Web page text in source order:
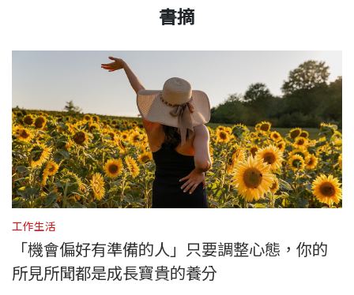
結 語 覓食的大腦──分心、受干擾，本來就是常
附 錄 學生、家長、教師須知──關於學習的十一
個問題
誌謝
資料來源
孩，一個會自己做閃卡的小孩，埋頭苦幹、斤斤計較
分數，是一隻勤快的小蜜蜂。
我就是那種小孩。事隔近四十年，現在我依然可以清
楚看見他，拱著身子，在廉價的桌燈下，瞇著眼睛拚
命K書。
我可以看見他，一大早，五點鐘就起床讀書；升上高
二，他的肚子裡總是有一把小火在悶燒，只因他沒辦
法充分掌握。掌握什麼呢？一元二次方程式？「路易
凱瑞於1960年出生在舊金山，科羅拉多大學數學系畢
誌編輯、洛杉磯地區的自由新聞記者、《洛杉磯時
報》醫藥健康記者，2002年以〈每天喝八大杯水的健
康效應〉的深度報導，獲得密蘇里大學生活風格獎。
2004年轉到《紐約時報》擔任科學記者，定居紐約。
凱瑞在2010年的一篇關於學習習慣的電子新聞報導，
創下《紐約時報》電子版史上單日最多人分享的紀
錄。還寫了兩本以科學為基礎的兒童推理小說：《未
知之島》（Island of the Unknowns: A Mystery）和
《最毒之瓶》（Poison Most Vial: A Mystery
書號
出版社 天下文化
裝幀 平裝
開本 14.8*21cm
書摘
工作生活
「機會偏好有準備的人」只要調整心態，你的
所見所聞都是成長寶貴的養分